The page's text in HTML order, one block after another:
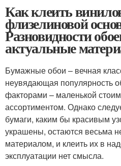
Как клеить
флизелиновой
Разновидности
актуальные
Бумажные обои – вечная
неувядающая популярность
факторами – маленькой
ассортиментом. Однако
бумаги, каким бы красивым
украшены, остаются весьма
материалом, и клеить их в
эксплуатации нет смысла.